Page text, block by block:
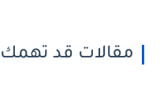
مقالات قد تهمك